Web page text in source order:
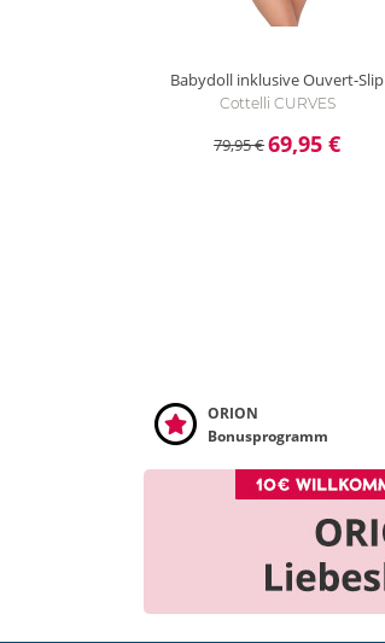
Babydoll inklusive Ouvert-Slip
Cottelli CURVES
79,95 €69,95 €
ORION
Bonusprogramm